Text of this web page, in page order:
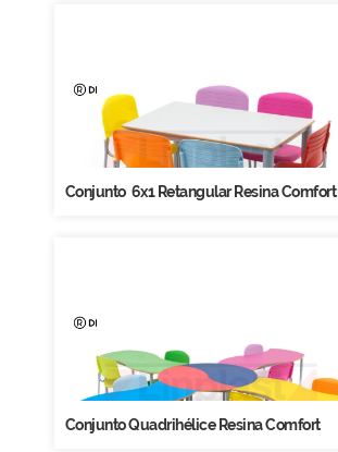
Conjunto 6x1 Retangular Resina Comfort
Conjunto Quadrihélice Resina Comfort